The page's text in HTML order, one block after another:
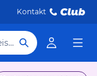
Kontakt
Hotel, Reiseziel